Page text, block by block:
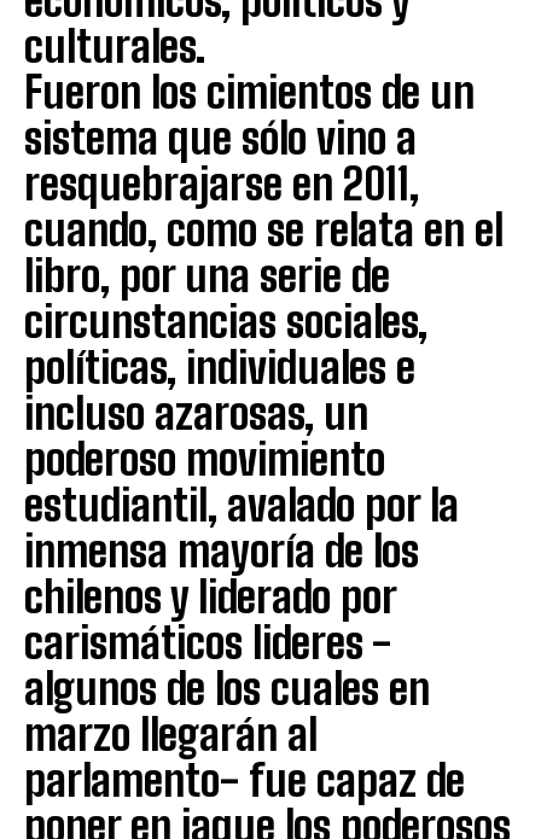
culturales.
Fueron los cimientos de un
sistema que sólo vino a
resquebrajarse en 2011,
cuando, como se relata en el
libro, por una serie de
circunstancias sociales,
políticas, individuales e
incluso azarosas, un
poderoso movimiento
estudiantil, avalado por la
inmensa mayoría de los
chilenos y liderado por
carismáticos lideres -
algunos de los cuales en
marzo llegarán al
parlamento- fue capaz de
poner en jaque los poderosos